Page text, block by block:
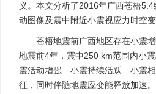
义。本文分析了2016年广西苍梧
动图像及震中附近小震视应力时空
苍梧地震前广西地区存在小震
地震前4年，震中250 km范围内小
震活动增强—小震持续活跃—小震
征，同时伴随地震应变能释放加速